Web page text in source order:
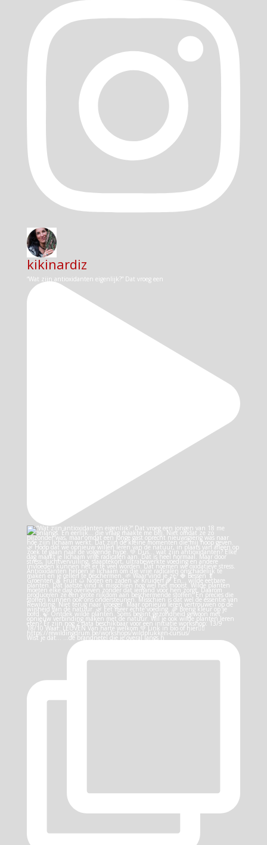
kikinardiz
“Wat zijn antioxidanten eigenlijk?” Dat vroeg een
Wist je dat… …de brandnetel die je overal langs h